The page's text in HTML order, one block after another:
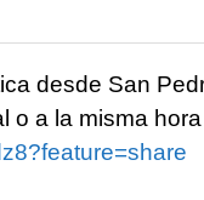
desde San
o a la misma